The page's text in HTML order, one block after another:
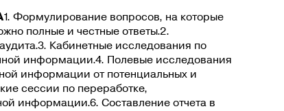
1. Формулирование вопросов, на которые
полные и честные ответы.2.
Кабинетные исследования по
информации.4. Полевые исследования
информации от потенциальных и
сессии по переработке,
информации.6. Составление отчета в